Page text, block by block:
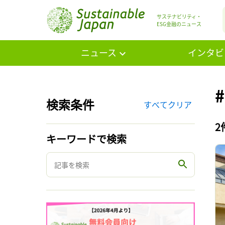
サステナビリティ・
ESG金融のニュース
ニュース インタ
検索条件 すべてクリア
キーワードで検索
2